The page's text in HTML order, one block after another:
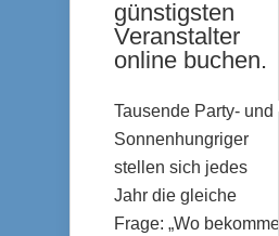
günstigsten
Veranstalter
online buchen.
Tausende Party- und
Sonnenhungriger
stellen sich jedes
Jahr die gleiche
Frage: „Wo bekomme